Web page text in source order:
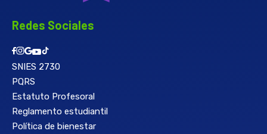
Redes Sociales
SNIES 2730
PQRS
Estatuto Profesoral
Reglamento estudiantil
Política de bienestar